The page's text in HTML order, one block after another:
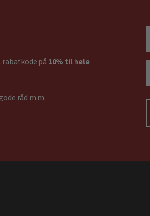
rabatkode på 10% til hele
råd m.m.